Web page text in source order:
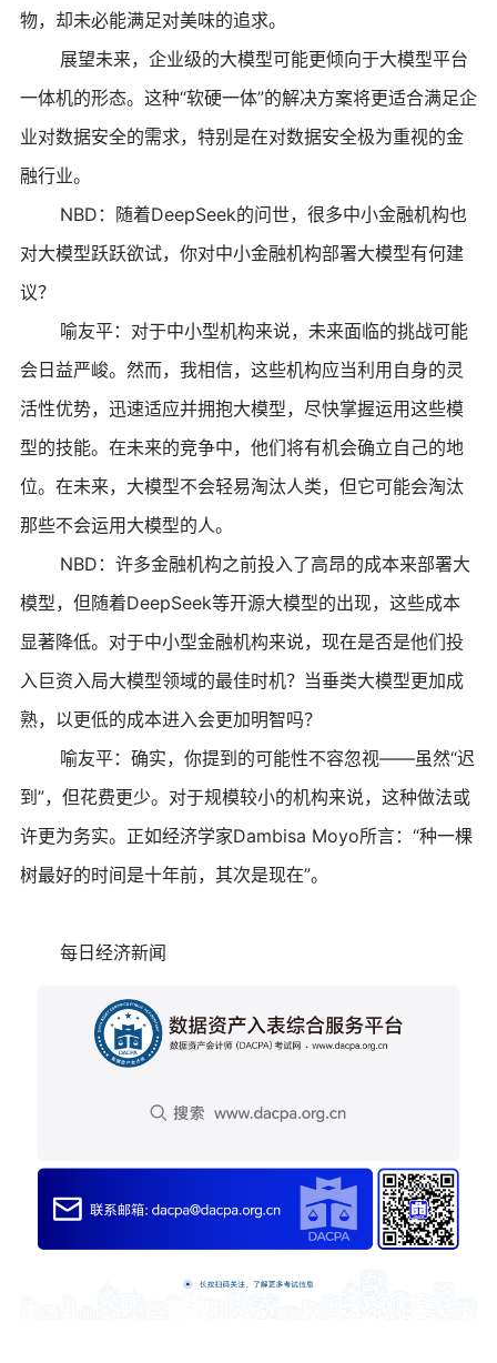
物，却未必能满足对美味的追求。
展望未来，企业级的大模型可能更倾向于大模型平台
一体机的形态。这种“软硬一体”的解决方案将更适合满足企
业对数据安全的需求，特别是在对数据安全极为重视的金
融行业。
NBD：随着DeepSeek的问世，很多中小金融机构也
对大模型跃跃欲试，你对中小金融机构部署大模型有何建
议？
喻友平：对于中小型机构来说，未来面临的挑战可能
会日益严峻。然而，我相信，这些机构应当利用自身的灵
活性优势，迅速适应并拥抱大模型，尽快掌握运用这些模
型的技能。在未来的竞争中，他们将有机会确立自己的地
位。在未来，大模型不会轻易淘汰人类，但它可能会淘汰
那些不会运用大模型的人。
NBD：许多金融机构之前投入了高昂的成本来部署大
模型，但随着DeepSeek等开源大模型的出现，这些成本
显著降低。对于中小型金融机构来说，现在是否是他们投
入巨资入局大模型领域的最佳时机？当垂类大模型更加成
熟，以更低的成本进入会更加明智吗？
喻友平：确实，你提到的可能性不容忽视——虽然“迟
到”，但花费更少。对于规模较小的机构来说，这种做法或
许更为务实。正如经济学家Dambisa Moyo所言：“种一棵
树最好的时间是十年前，其次是现在”。
每日经济新闻